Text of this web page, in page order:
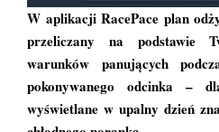
W aplikacji RacePace plan
przeliczany na podstawie
warunków panujących
pokonywanego odcinka –
wyświetlane w upalny dzień